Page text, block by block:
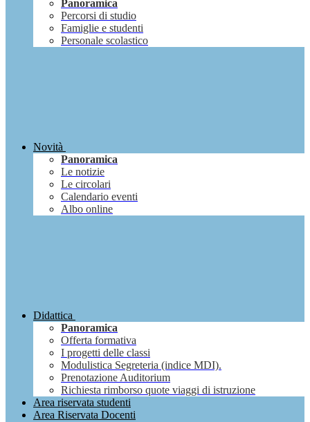
Panoramica
Percorsi di studio
Famiglie e studenti
Personale scolastico
Novità
Panoramica
Le notizie
Le circolari
Calendario eventi
Albo online
Didattica
Panoramica
Offerta formativa
I progetti delle classi
Modulistica Segreteria (indice MDI).
Prenotazione Auditorium
Richiesta rimborso quote viaggi di istruzione
Area riservata studenti
Area Riservata Docenti